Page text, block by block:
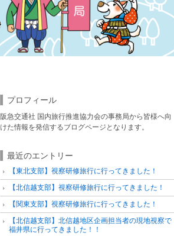
プロフィール
阪急交通社 国内旅行推進協力会の事務局から皆様へ向
けた情報を発信するブログページとなります。
最近のエントリー
【東北支部】視察研修旅行に行ってきました！
【北信越支部】視察研修旅行に行ってきました！
【関東支部】視察研修旅行に行ってきました！
【北信越支部】北信越地区企画担当者の現地視察で
福井県に行ってきました！！